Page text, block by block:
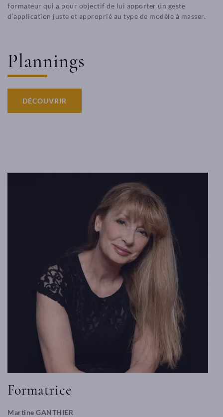
formateur qui a pour objectif de lui apporter un geste
d’application juste et approprié au type de modèle à masser.
Plannings
DÉCOUVRIR
Formatrice
Martine GANTHIER